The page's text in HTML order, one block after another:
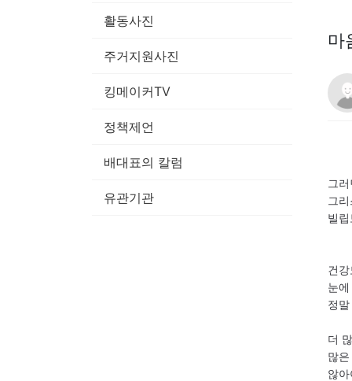
활동사진
주거지원사진
킹메이커TV
정책제언
배대표의 칼럼
유관기관
마
그
그
빌
건
눈
정
더
많
않